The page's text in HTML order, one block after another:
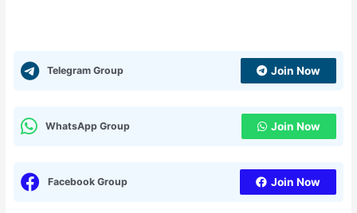
Telegram Group Join Now
WhatsApp Group Join Now
Facebook Group Join Now